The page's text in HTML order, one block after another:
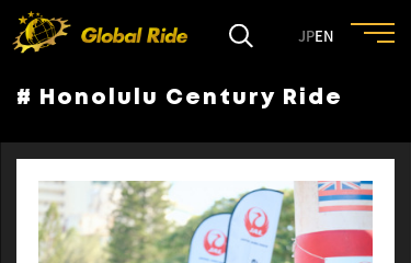
JPEN
FEATURE
EVENT
# Honolulu Century Ride